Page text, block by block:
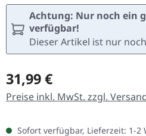
Achtung: Nur noch ein
verfügbar!
Dieser Artikel ist nur
Regulärer Preis:
31,99 €
Preise inkl. MwSt. zzgl.
Sofort verfügbar, Lieferzeit: 1-2